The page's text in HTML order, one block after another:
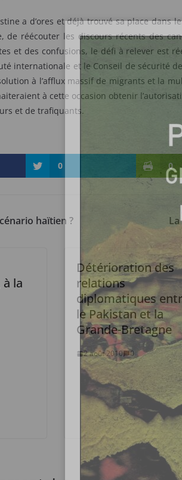
a d’ores et déjà trouvé sa place dans
de réécouter les discours récents des
et des confusions, le défi à relever est
internationale et le Conseil de sécurité
à l’afflux massif de migrants et la
à cette occasion obtenir
et de trafiquants.
0 0
haïtien ?
la
Détérioration des
relations
diplomatiques
le Pakistan et la
Grande-Bretagne
2 août 2010 0